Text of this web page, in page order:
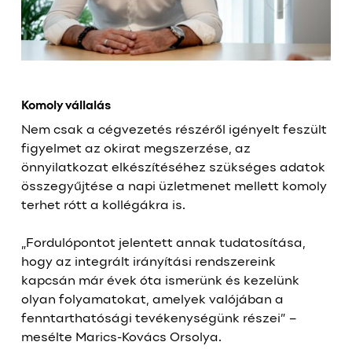
Komoly vállalás
Nem csak a cégvezetés részéről igényelt feszült
figyelmet az okirat megszerzése, az
önnyilatkozat elkészítéséhez szükséges adatok
összegyűjtése a napi üzletmenet mellett komoly
terhet rótt a kollégákra is.
„Fordulópontot jelentett annak tudatosítása,
hogy az integrált irányítási rendszereink
kapcsán már évek óta ismerünk és kezelünk
olyan folyamatokat, amelyek valójában a
fenntarthatósági tevékenységünk részei” –
mesélte Marics-Kovács Orsolya.